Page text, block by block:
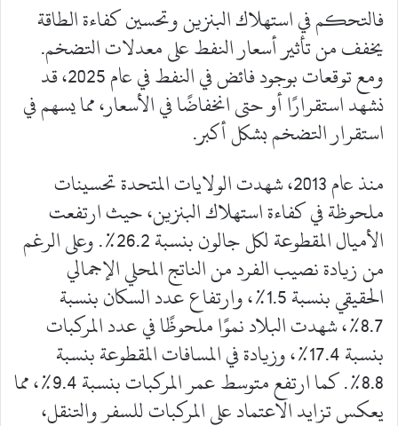
فالتحكم في استهلاك البنزين وتحسين كفاءة الطاقة
يخفف من تأثير أسعار النفط على معدلات التضخم.
ومع توقعات بوجود فائض في النفط في عام 2025، قد
نشهد استقرارًا أو حتى انخفاضًا في الأسعار، مما يسهم في
استقرار التضخم بشكل أكبر.
منذ عام 2013، شهدت الولايات المتحدة تحسينات
ملحوظة في كفاءة استهلاك البنزين، حيث ارتفعت
الأميال المقطوعة لكل جالون بنسبة 26.2%. وعلى الرغم
من زيادة نصيب الفرد من الناتج المحلي الإجمالي
الحقيقي بنسبة 1.5%، وارتفاع عدد السكان بنسبة
8.7%، شهدت البلاد نموًا ملحوظًا في عدد المركبات
بنسبة 17.4%، وزيادة في المسافات المقطوعة بنسبة
8.8%. كما ارتفع متوسط عمر المركبات بنسبة 9.4%، مما
يعكس تزايد الاعتماد على المركبات للسفر والتنقل،